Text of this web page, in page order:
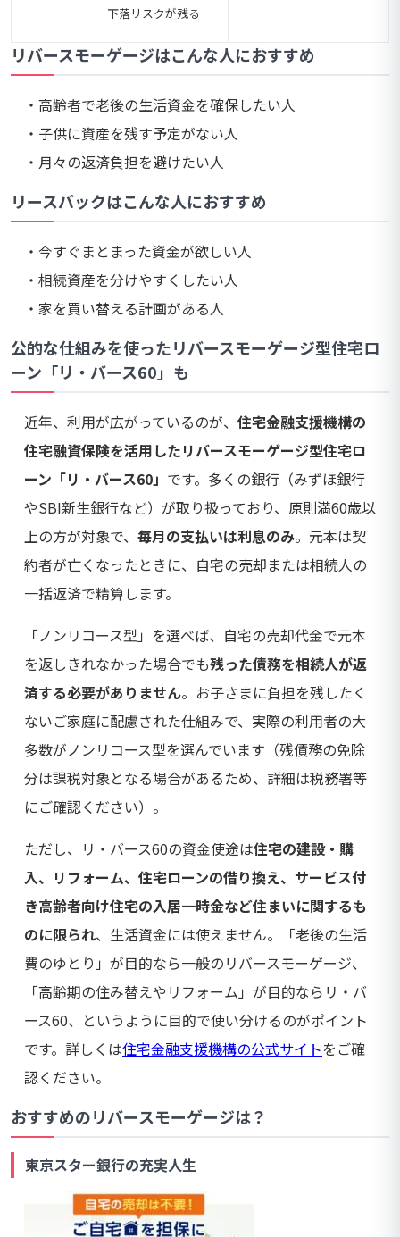
下落リスクが残る
リバースモーゲージはこんな人におすすめ
・高齢者で老後の生活資金を確保したい人
・子供に資産を残す予定がない人
・月々の返済負担を避けたい人
リースバックはこんな人におすすめ
・今すぐまとまった資金が欲しい人
・相続資産を分けやすくしたい人
・家を買い替える計画がある人
公的な仕組みを使ったリバースモーゲージ型住宅ロ
ーン「リ・バース60」も
近年、利用が広がっているのが、 住宅金融支援機構の
住宅融資保険を活用したリバースモーゲージ型住宅ロ
ーン「リ・バース60」 です。多くの銀行（みずほ銀行
やSBI新生銀行など）が取り扱っており、原則満60歳以
上の方が対象で、 毎月の支払いは利息のみ。元本は契
約者が亡くなったときに、自宅の売却または相続人の
一括返済で精算します。
「ノンリコース型」を選べば、自宅の売却代金で元本
を返しきれなかった場合でも残った債務を相続人が返
済する必要がありません。お子さまに負担を残したく
ないご家庭に配慮された仕組みで、実際の利用者の大
多数がノンリコース型を選んでいます（残債務の免除
分は課税対象となる場合があるため、詳細は税務署等
にご確認ください）。
ただし、リ・バース60の資金使途は住宅の建設・購
入、リフォーム、住宅ローンの借り換え、サービス付
き高齢者向け住宅の入居一時金など住まいに関するも
のに限られ、生活資金には使えません。「老後の生活
費のゆとり」が目的なら一般のリバースモーゲージ、
「高齢期の住み替えやリフォーム」が目的ならリ・バ
ース60、というように目的で使い分けるのがポイント
です。詳しくは住宅金融支援機構の公式サイトをご確
認ください。
おすすめのリバースモーゲージは？
東京スター銀行の充実人生